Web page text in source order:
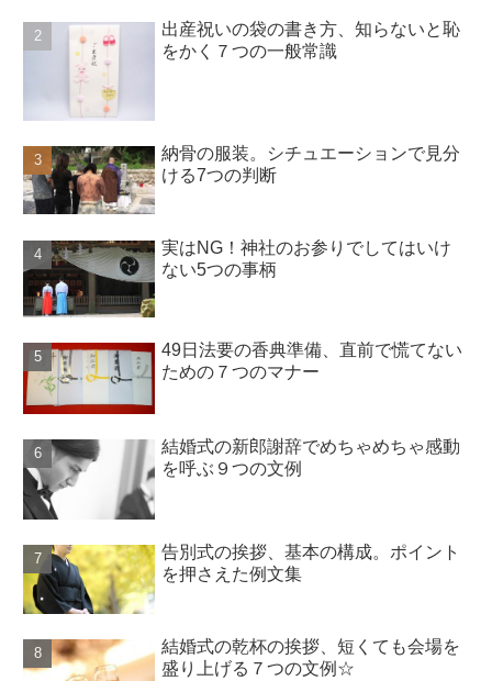
出産祝いの袋の書き方、知らないと恥
をかく７つの一般常識
納骨の服装。シチュエーションで見分
ける7つの判断
実はNG！神社のお参りでしてはいけ
ない5つの事柄
49日法要の香典準備、直前で慌てない
ための７つのマナー
結婚式の新郎謝辞でめちゃめちゃ感動
を呼ぶ９つの文例
告別式の挨拶、基本の構成。ポイント
を押さえた例文集
結婚式の乾杯の挨拶、短くても会場を
盛り上げる７つの文例☆